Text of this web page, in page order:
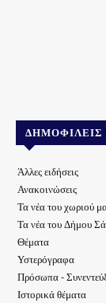
ΔΗΜΟΦΙΛΕΊΣ
Άλλες ειδήσεις
Ανακοινώσεις
Τα νέα του χωριού
Τα νέα του Δήμου
Θέματα
Υστερόγραφα
Πρόσωπα -
Ιστορικά θέματα